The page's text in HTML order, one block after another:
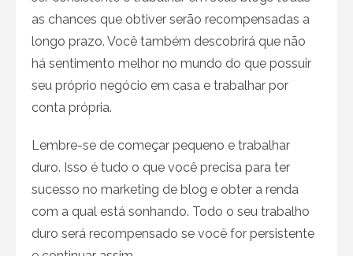
as chances que obtiver serão recompensadas a
longo prazo. Você também descobrirá que não
há sentimento melhor no mundo do que possuir
seu próprio negócio em casa e trabalhar por
conta própria.
Lembre-se de começar pequeno e trabalhar
duro. Isso é tudo o que você precisa para ter
sucesso no marketing de blog e obter a renda
com a qual está sonhando. Todo o seu trabalho
duro será recompensado se você for persistente